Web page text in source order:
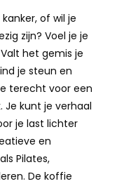
of wil je
zijn? Voel je je
het gemis je
je steun en
terecht voor een
Je kunt je verhaal
je last lichter
en
Pilates,
De koffie